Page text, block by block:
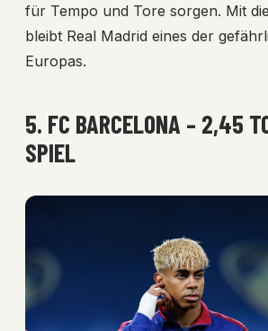
für Tempo und Tore sorgen. Mit
bleibt Real Madrid eines der
Europas.
5. FC BARCELONA – 2,45
SPIEL